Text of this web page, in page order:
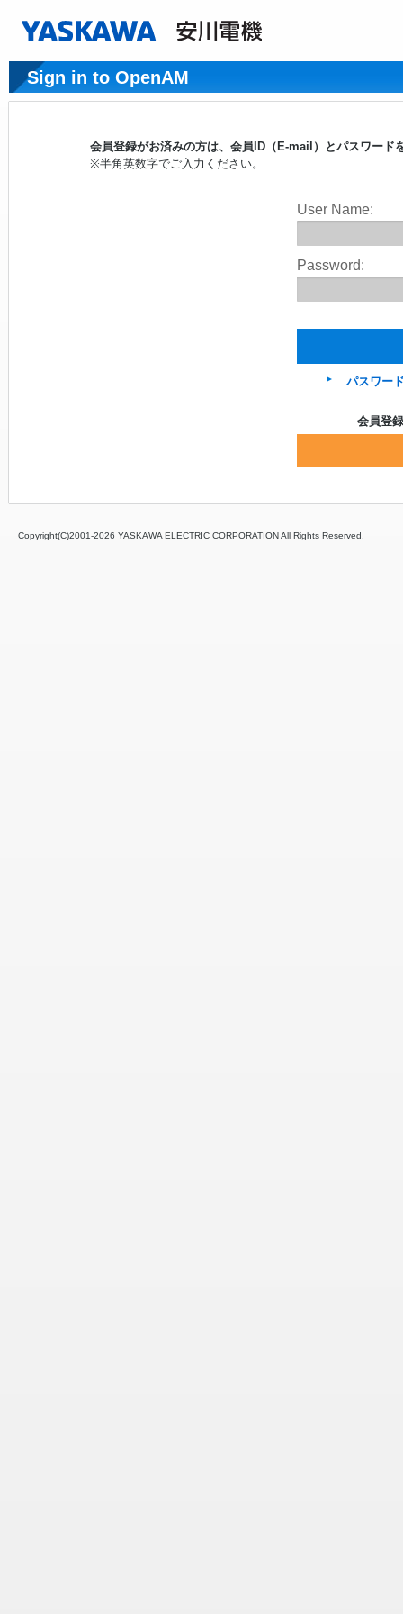
Sign in to OpenAM
会員登録がお済みの方は、会員ID（E-mail）とパスワー
※半角英数字でご入力ください。
User Name:
Password:
パスワー
会員登
Copyright(C)2001‐2026 YASKAWA ELECTRIC CORPORATION All Rights Reserved.